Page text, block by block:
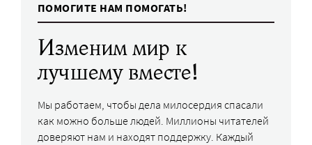
ПОМОГИТЕ НАМ ПОМОГАТЬ!
Изменим мир к
лучшему вместе!
Мы работаем, чтобы дела милосердия спасали
как можно больше людей. Миллионы читателей
доверяют нам и находят поддержку. Каждый